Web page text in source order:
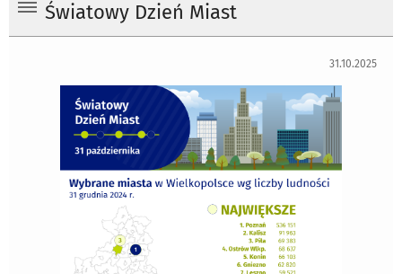
Światowy Dzień Miast
31.10.2025